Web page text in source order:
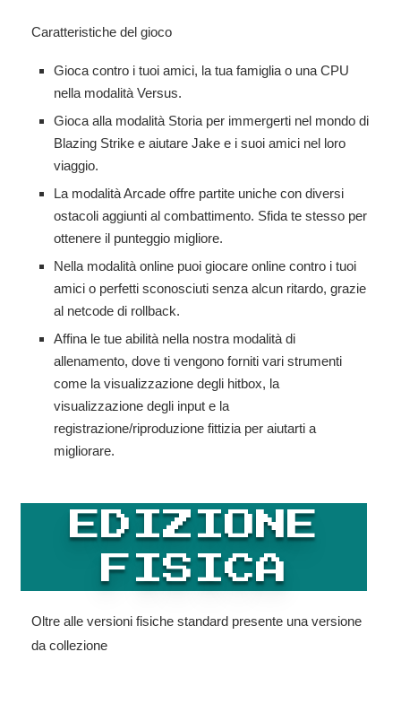
Caratteristiche del gioco
Gioca contro i tuoi amici, la tua famiglia o una CPU
nella modalità Versus.
Gioca alla modalità Storia per immergerti nel mondo di
Blazing Strike e aiutare Jake e i suoi amici nel loro
viaggio.
La modalità Arcade offre partite uniche con diversi
ostacoli aggiunti al combattimento. Sfida te stesso per
ottenere il punteggio migliore.
Nella modalità online puoi giocare online contro i tuoi
amici o perfetti sconosciuti senza alcun ritardo, grazie
al netcode di rollback.
Affina le tue abilità nella nostra modalità di
allenamento, dove ti vengono forniti vari strumenti
come la visualizzazione degli hitbox, la
visualizzazione degli input e la
registrazione/riproduzione fittizia per aiutarti a
migliorare.
EDIZIONE
FISICA
Oltre alle versioni fisiche standard presente una versione
da collezione